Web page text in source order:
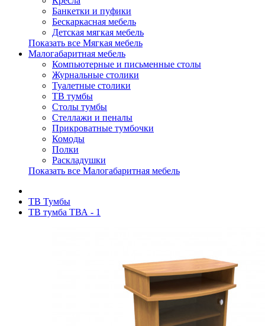
Банкетки и пуфики
Бескаркасная мебель
Детская мягкая мебель
Показать все Мягкая мебель
Малогабаритная мебель
Компьютерные и письменные столы
Журнальные столики
Туалетные столики
ТВ тумбы
Столы тумбы
Стеллажи и пеналы
Прикроватные тумбочки
Комоды
Полки
Раскладушки
Показать все Малогабаритная мебель
ТВ Тумбы
ТВ тумба ТВА - 1